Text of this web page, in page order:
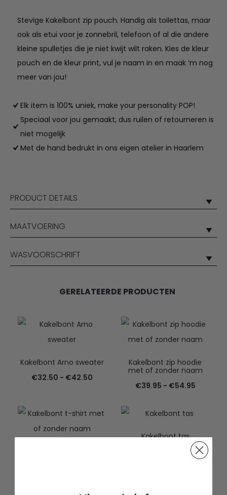
Stevige Kakelbont zip pouch. Handig als toilettas, maar
ook als etui voor je zonnebril, telefoon of al die andere
kleine spulletjes die je niet kwijt wilt raken. Kies de kleur
pouch en de kleur print, vul je naam in en maak ‘m nog
meer van jou!
Elk item is 100% uniek, make your personality POP!
Speciaal voor jou gemaakt, dus ruilen of retourneren is
niet mogelijk
Met de hand bedrukt in ons eigen atelier in Haarlem
PRODUCT DETAILS
MAATVOERING
WASVOORSCHRIFT
GERELATEERDE PRODUCTEN
Kakelbont Arno sweater
€32.50 - €42.50Prijsklasse:
Kakelbont zip hoodie
met of zonder naam
€39.95 - €54.95
Kakelbont tas